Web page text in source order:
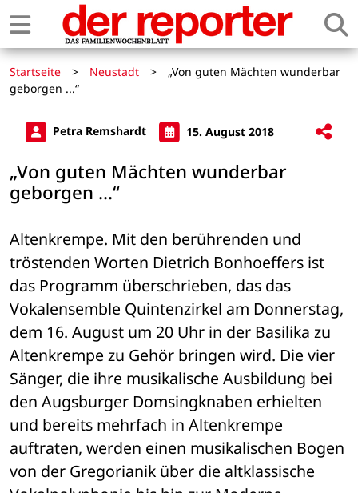
Startseite > Neustadt >
„Von guten Mächten wunderbar
geborgen ...“
Petra Remshardt 15. August 2018
„Von guten Mächten wunderbar
geborgen ...“
Altenkrempe. Mit den berührenden und
tröstenden Worten Dietrich Bonhoeffers ist
das Programm überschrieben, das das
Vokalensemble Quintenzirkel am Donnerstag,
dem 16. August um 20 Uhr in der Basilika zu
Altenkrempe zu Gehör bringen wird. Die vier
Sänger, die ihre musikalische Ausbildung bei
den Augsburger Domsingknaben erhielten
und bereits mehrfach in Altenkrempe
auftraten, werden einen musikalischen Bogen
von der Gregorianik über die altklassische